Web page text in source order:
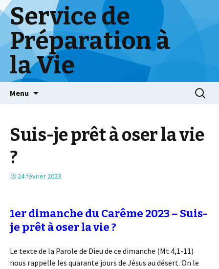
Service de
Préparation à
la Vie
Menu
Suis-je prêt à oser la vie
?
24 février 2023
1er dimanche du Carême 2023 – Suis-
je prêt à oser la vie ?
Le texte de la Parole de Dieu de ce dimanche (Mt 4,1-11)
nous rappelle les quarante jours de Jésus au désert. On le